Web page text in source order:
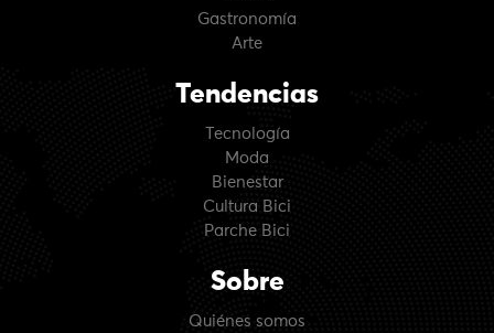
Gastronomía
Arte
Tendencias
Tecnología
Moda
Bienestar
Cultura Bici
Parche Bici
Sobre
Quiénes somos